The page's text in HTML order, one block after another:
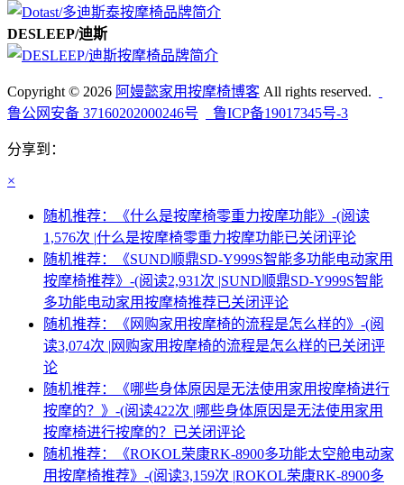
DESLEEP/迪斯
Copyright © 2026 阿嫚懿家用按摩椅博客 All rights reserved.
鲁公网安备 37160202000246号
鲁ICP备19017345号-3
分享到：
×
随机推荐：《什么是按摩椅零重力按摩功能》-(阅读
1,576次 |什么是按摩椅零重力按摩功能已关闭评论
随机推荐：《SUND顺鼎SD-Y999S智能多功能电动家用
按摩椅推荐》-(阅读2,931次 |SUND顺鼎SD-Y999S智能
多功能电动家用按摩椅推荐已关闭评论
随机推荐：《网购家用按摩椅的流程是怎么样的》-(阅
读3,074次 | 网购家用按摩椅的流程是怎么样的已关闭评
论
随机推荐：《哪些身体原因是无法使用家用按摩椅进行
按摩的？》-(阅读422次 |哪些身体原因是无法使用家用
按摩椅进行按摩的？ 已关闭评论
随机推荐：《ROKOL荣康RK-8900多功能太空舱电动家
用按摩椅推荐》-(阅读3,159次 |ROKOL荣康RK-8900多